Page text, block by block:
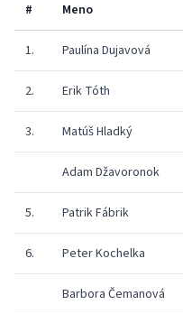
# Meno
1. Paulína Dujavová
2. Erik Tóth
3. Matúš Hladký
Adam Džavoronok
5. Patrik Fábrik
6. Peter Kochelka
Barbora Čemanová